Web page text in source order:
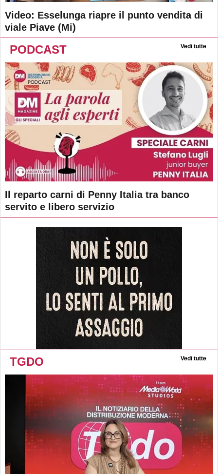
Video: Esselunga riapre il punto vendita di
viale Piave (Mi)
PODCAST Vedi tutte
Il reparto carni di Penny Italia tra banco
servito e libero servizio
TGDO Vedi tutte